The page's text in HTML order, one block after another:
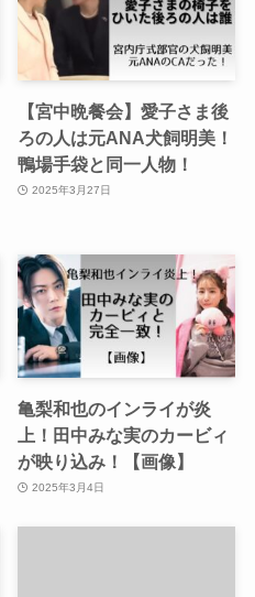
【宮中晩餐会】愛子さま後
ろの人は元ANA犬飼明美！
鴨場手袋と同一人物！
2025年3月27日
亀梨和也のインライが炎
上！田中みな実のカービィ
が映り込み！【画像】
2025年3月4日